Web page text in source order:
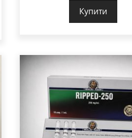
Купити